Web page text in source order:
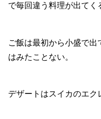
で毎回違う料理が出てく
ご飯は最初から小盛で出
はみたことない。
デザートはスイカのエク